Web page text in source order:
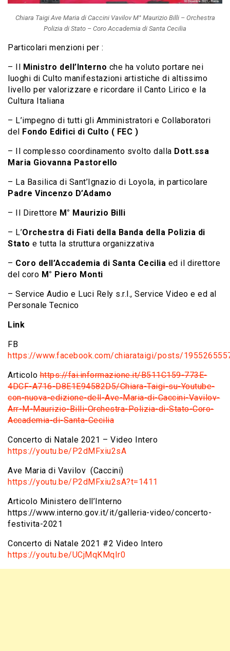
Chiara Taigi Ave Maria di Caccini Vavilov M° Maurizio Billi – Orchestra
Polizia di Stato – Coro Accademia di Santa Cecilia
Particolari menzioni per :
– Il
Ministro dell’Interno che ha voluto portare nei
luoghi di Culto manifestazioni artistiche di altissimo
livello per valorizzare e ricordare il Canto Lirico e la
Cultura Italiana
– L’impegno di tutti gli Amministratori e Collaboratori
del
Fondo Edifici di Culto ( FEC )
– Il complesso coordinamento svolto dalla Dott.ssa
Maria Giovanna Pastorello
– La Basilica di Sant’Ignazio di Loyola, in particolare
Padre Vincenzo D’Adamo
– Il Direttore M° Maurizio Billi
– L’Orchestra di Fiati della Banda della Polizia di
Stato e tutta la struttura organizzativa
– Coro dell’Accademia di Santa Cecilia ed il direttore
del coro M° Piero Monti
– Service Audio e Luci Rely s.r.l., Service Video e ed al
Personale Tecnico
Link
FB
https://www.facebook.com/chiarataigi/posts/
Articolohttps://fai.informazione.it/B511C159-773E-
4DCF-A716-D8E1E94582D5/Chiara-Taigi-su-Youtube-
con-nuova-edizione-dell-Ave-Maria-di-Caccini-Vavilov-
Arr-M-Maurizio-Billi-Orchestra-Polizia-di-Stato-Coro-
Accademia-di-Santa-Cecilia
Concerto di Natale 2021 – Video Intero
https://youtu.be/P2dMFxiu2sA
Ave Maria di Vavilov (Caccini)
https://youtu.be/P2dMFxiu2sA?t=1411
Articolo Ministero dell’Interno
https://www.interno.gov.it/it/galleria-video/concerto-
festivita-2021
Concerto di Natale 2021 #2 Video Intero
https://youtu.be/UCjMqKMqIr0